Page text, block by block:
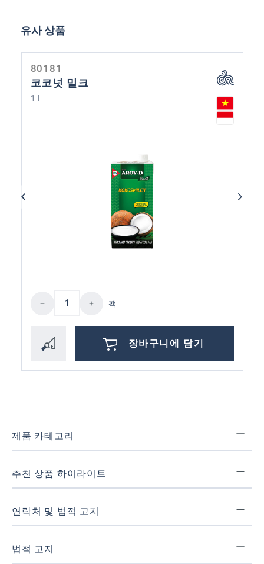
제품 갤러리 건너뛰기
유사 상품
80181
코코넛 밀크
1 l
제품 수량: 원하는 값을 입력하거나 버
팩
장바구니에 담기
제품 카테고리
추천 상품 하이라이트
연락처 및 법적 고지
법적 고지